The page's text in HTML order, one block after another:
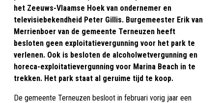
het Zeeuws-Vlaamse Hoek van ondernemer en
televisiebekendheid Peter Gillis. Burgemeester Erik van
Merrienboer van de gemeente Terneuzen heeft
besloten geen exploitatievergunning voor het park te
verlenen. Ook is besloten de alcoholwetvergunning en
horeca-exploitatievergunning voor Marina Beach in te
trekken. Het park staat al geruime tijd te koop.
De gemeente Terneuzen besloot in februari vorig jaar een